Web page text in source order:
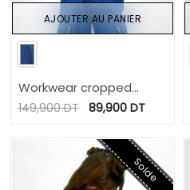
Workwear cropped
jacket fille en jeans avec
149,900DT 89,900DT
AJOUTER AU PANIER
Solde